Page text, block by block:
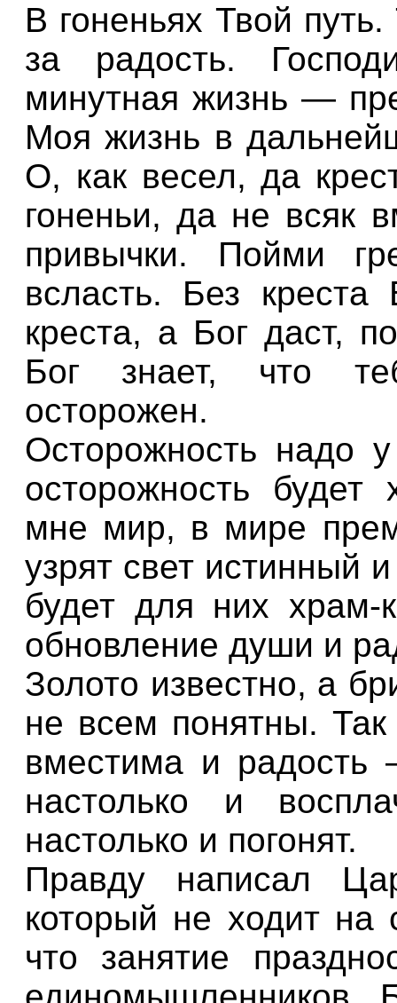
В гоненьях Твой
за радость.
минутная жизнь —
Моя жизнь в
О, как весел, да
гоненьи, да не всяк
привычки. Пойми
всласть. Без
креста, а Бог даст,
Бог знает, что
осторожен.
Осторожность надо
осторожность
мне мир, в мире
узрят свет истинный
будет для них
обновление души и
Золото известно, а
не всем понятны.
вместима и радость
настолько и
настолько и погонят.
Правду написал
который не ходит на
что занятие